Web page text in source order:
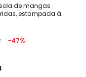
de mangas
estampada à
-47%